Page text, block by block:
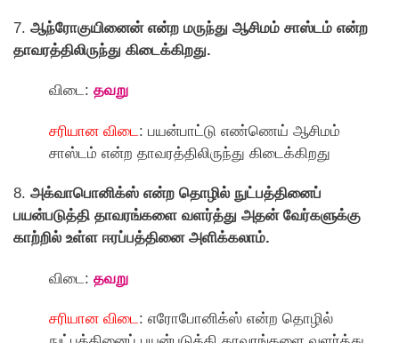
7. ஆந்ரோகுயினைன் என்ற மருந்து ஆசிமம் சாஸ்டம் என்ற
தாவரத்திலிருந்து கிடைக்கிறது.
விடை: தவறு
சரியான விடை : பயன்பாட்டு எண்ணெய் ஆசிமம்
சாஸ்டம் என்ற தாவரத்திலிருந்து கிடைக்கிறது
8. அக்வாபொனிக்ஸ் என்ற தொழில் நுட்பத்தினைப்
பயன்படுத்தி தாவரங்களை வளர்த்து அதன் வேர்களுக்கு
காற்றில் உள்ள ஈரப்பத்தினை அளிக்கலாம்.
விடை: தவறு
சரியான விடை: எரோபோனிக்ஸ் என்ற தொழில்